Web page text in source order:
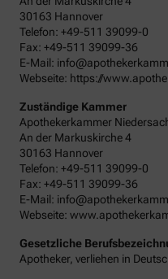
30163 Hannover
Telefon: +49-511 39099-0
Fax: +49-511 39099-36
E-Mail:
Webseite: https://
Zuständige Kammer
Apothekerkammer
An der Markuskirche 4
30163 Hannover
Telefon: +49-511 39099-0
Fax: +49-511 39099-36
E-Mail:
Webseite:
Gesetzliche
Apotheker, verliehen in